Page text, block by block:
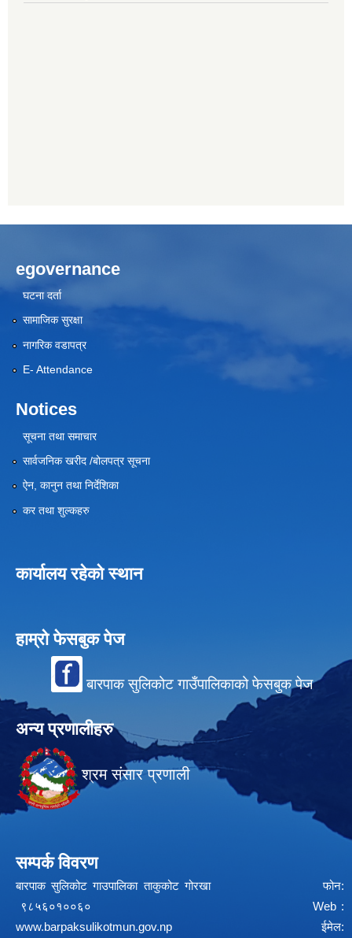
egovernance
घटना दर्ता
सामाजिक सुरक्षा
नागरिक वडापत्र
E- Attendance
Notices
सूचना तथा समाचार
सार्वजनिक खरीद /बोलपत्र सूचना
ऐन, कानुन तथा निर्देशिका
कर तथा शुल्कहरु
कार्यालय रहेको स्थान
हाम्रो फेसबुक पेज
बारपाक सुलिकोट गाउँपालिकाको फेसबुक पेज
अन्य प्रणालीहरु
श्रम संसार प्रणाली
सम्पर्क विवरण
बारपाक सुलिकोट गाउपालिका ताकुकोट गोरखा फोन:
९८५६०१००६० Web :
www.barpaksulikotmun.gov.np
ईमेल: